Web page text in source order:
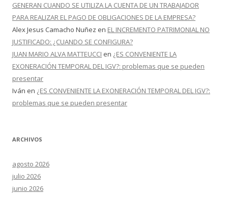
GENERAN CUANDO SE UTILIZA LA CUENTA DE UN TRABAJADOR
PARA REALIZAR EL PAGO DE OBLIGACIONES DE LA EMPRESA?
Alex Jesus Camacho Nuñez en EL INCREMENTO PATRIMONIAL NO
JUSTIFICADO: ¿CUANDO SE CONFIGURA?
JUAN MARIO ALVA MATTEUCCI en ¿ES CONVENIENTE LA
EXONERACIÓN TEMPORAL DEL IGV?: problemas que se pueden
presentar
Iván en ¿ES CONVENIENTE LA EXONERACIÓN TEMPORAL DEL IGV?:
problemas que se pueden presentar
ARCHIVOS
agosto 2026
julio 2026
junio 2026